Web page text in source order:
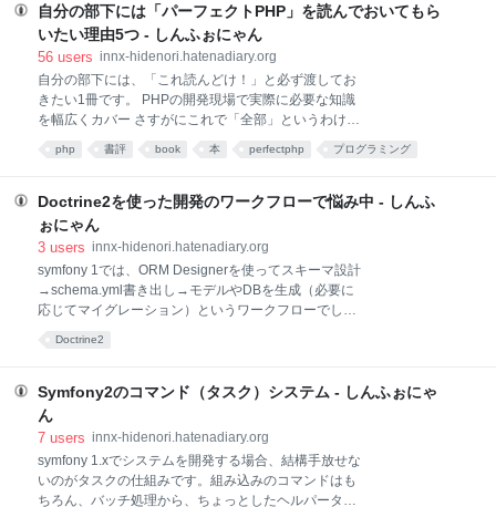
（GitHub） OpenPNE3の画面などを大きくカスタマ
イズする場合、コア部分のファイルに手を入れる必要
がある やりたいこと OpenPNE3をカスタマイズして
Gitリポジトリで、プログラムコードだけでなく設計ド
キュメントなども管理したい つまり、OpenPNE3のリ
ポジトリに該当するファイル群は、サブディレクトリ
に配置されるようなイメージ OpenPNE3の本体のバー
自分の部下には「パーフェクトPHP」を読んでおいてもら
いたい理由5つ - しんふぉにゃん
56 users innx-hidenori.hatenadiary.org
自分の部下には、「これ読んどけ！」と必ず渡してお
きたい1冊です。 PHPの開発現場で実際に必要な知識
を幅広くカバー さすがにこれで「全部」というわけに
はいきませんが、書かれている内容はどれも「必要」
MVCフレームワークの用語や知識 必要最小限かつモダ
フレームワークを使いこなすためには必須の知識 オブ
ジェクト指向でPHPを書く場合の必須知識を網羅 「5
章 クラスとオブジェクト」が50ページ以上、「11章
リケーションを作る際に必須のセキュリティの知識も
網羅 must readとしか言いようがない PHPの内部構造
の知識も適度にカバー 掘り下げ具合のさじ加減がちょ
うどいい パーフェクトPHP (PERFECT SERIES 3) 作
php 書評 book 本 perfectphp プログラミング
Doctrine2を使った開発のワークフローで悩み中 - しんふ
ぉにゃん
3 users innx-hidenori.hatenadiary.org
symfony 1では、ORM Designerを使ってスキーマ設計
→schema.yml書き出し→モデルやDBを生成（必要に
応じてマイグレーション）というワークフローでし
思える方法が見つかっていません。 現状、ぶつかった
問題点 ORM DesignerはDoctrine2をサポートしている
が完全ではなく、リレーションの情報など、一部書き
き、doctrine:generate:entitiesでエンティティを生成す
ると、getter/setterなども一挙に生成できて楽、しかし
Doctrine2
Symfony2のコマンド（タスク）システム - しんふぉにゃ
ん
7 users innx-hidenori.hatenadiary.org
symfony 1.xでシステムを開発する場合、結構手放せな
いのがタスクの仕組みです。組み込みのコマンドはも
ちろん、バッチ処理から、ちょっとしたヘルパータス